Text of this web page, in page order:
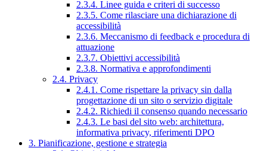
2.3.4. Linee guida e criteri di successo
2.3.5. Come rilasciare una dichiarazione di
accessibilità
2.3.6. Meccanismo di feedback e procedura di
attuazione
2.3.7. Obiettivi accessibilità
2.3.8. Normativa e approfondimenti
2.4. Privacy
2.4.1. Come rispettare la privacy sin dalla
progettazione di un sito o servizio digitale
2.4.2. Richiedi il consenso quando necessario
2.4.3. Le basi del sito web: architettura,
informativa privacy, riferimenti DPO
3. Pianificazione, gestione e strategia